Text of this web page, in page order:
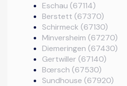
Eschau (67114)
Berstett (67370)
Schirmeck (67130)
Minversheim (67270)
Diemeringen (67430)
Gertwiller (67140)
Bœrsch (67530)
Sundhouse (67920)